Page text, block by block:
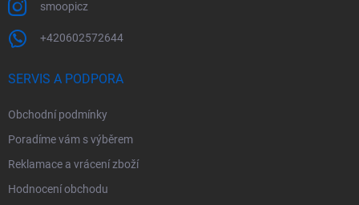
smoopicz
+420602572644
SERVIS A PODPORA
Obchodní podmínky
Poradíme vám s výběrem
Reklamace a vrácení zboží
Hodnocení obchodu